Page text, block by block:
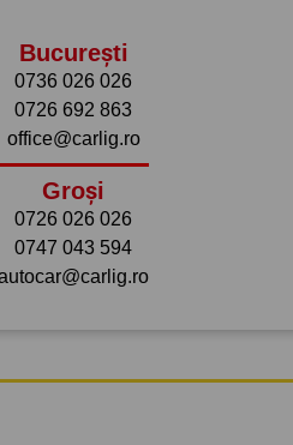
București
0736 026 026
0726 692 863
office@carlig.ro
Groși
0726 026 026
0747 043 594